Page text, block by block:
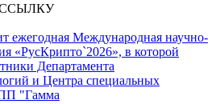
ежегодная Международная научно-
«РусКрипто`2026», в которой
Департамента
и Центра специальных
"Гамма